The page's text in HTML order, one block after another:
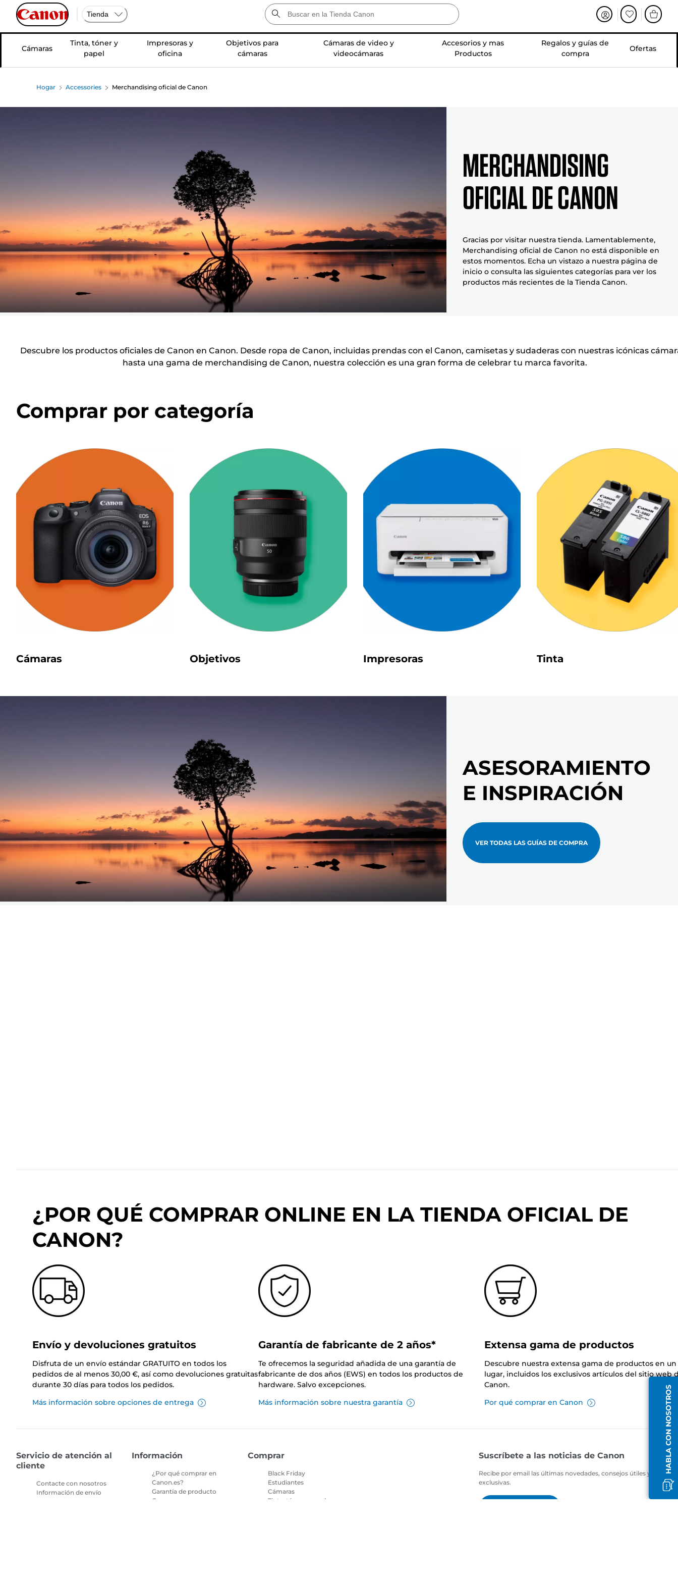
Tienda
Cámaras
Tinta, tóner y
papel
Impresoras y
oficina
Objetivos para
cámaras
Cámaras de video y
videocámaras
Accesorios y mas
Productos
Regalos y guías de
compra
Ofertas
Hogar Accessories Merchandising oficial de Canon
Merchandising
oficial de Canon
Gracias por visitar nuestra tienda. Lamentablemente,
Merchandising oficial de Canon no está disponible en
estos momentos. Echa un vistazo a nuestra página de
inicio o consulta las siguientes categorías para ver los
productos más recientes de la Tienda Canon.
Descubre los productos oficiales de Canon en Canon. Desde ropa de Canon, incluidas prendas con el Canon, camisetas y sudaderas con nuestras icónicas
hasta una gama de merchandising de Canon, nuestra colección es una gran forma de celebrar tu marca favorita.
Comprar por categoría
Cámaras Objetivos Impresoras Tinta
ASESORAMIENTO
E INSPIRACIÓN
VER TODAS LAS GUÍAS DE COMPRA
HABLA CON NOSOTROS
¿POR QUÉ COMPRAR ONLINE EN LA TIENDA OFICIAL DE
CANON?
Envío y devoluciones gratuitos
Disfruta de un envío estándar GRATUITO en todos los
pedidos de al menos 30,00 €, así como devoluciones gratuitas
durante 30 días para todos los pedidos.
Más información sobre opciones de entrega
Garantía de fabricante de 2 años*
Te ofrecemos la seguridad añadida de una garantía de
fabricante de dos años (EWS) en todos los productos de
hardware. Salvo excepciones.
Más información sobre nuestra garantía
Extensa gama de productos
Descubre nuestra extensa gama de productos en un
lugar, incluidos los exclusivos artículos del sitio web
Canon.
Por qué comprar en Canon
Servicio de atención al
cliente
Contacte con nosotros
Información de envío
Información
¿Por qué comprar en
Canon.es?
Garantía de producto
Compras seguras en
Comprar
Black Friday
Estudiantes
Cámaras
Tinta, tóner y papel
Suscríbete a las noticias de Canon
Recibe por email las últimas novedades, consejos útiles y ofertas
exclusivas.